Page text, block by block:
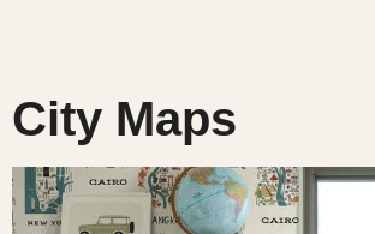
City Maps